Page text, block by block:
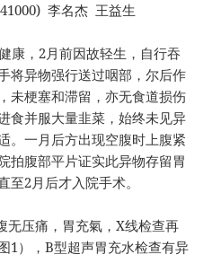
李名杰 王益生
康，2月前因故轻生，自行吞
将异物强行送过咽部，尔后作
未梗塞和滞留，亦无食道损伤
食并服大量韭菜，始终未见异
。一月后方出现空腹时上腹紧
拍腹部平片证实此异物存留胃
至2月后才入院手术。
压痛，胃充氣，X线检查再
1），B型超声胃充水检查有异